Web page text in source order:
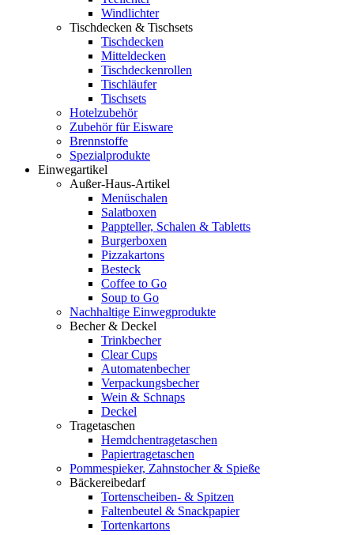
Windlichter
Tischdecken & Tischsets
Tischdecken
Mitteldecken
Tischdeckenrollen
Tischläufer
Tischsets
Hotelzubehör
Zubehör für Eisware
Brennstoffe
Spezialprodukte
Einwegartikel
Außer-Haus-Artikel
Menüschalen
Salatboxen
Pappteller, Schalen & Tabletts
Burgerboxen
Pizzakartons
Besteck
Coffee to Go
Soup to Go
Nachhaltige Einwegprodukte
Becher & Deckel
Trinkbecher
Clear Cups
Automatenbecher
Verpackungsbecher
Wein & Schnaps
Deckel
Tragetaschen
Hemdchentragetaschen
Papiertragetaschen
Pommespieker, Zahnstocher & Spieße
Bäckereibedarf
Tortenscheiben- & Spitzen
Faltenbeutel & Snackpapier
Tortenkartons